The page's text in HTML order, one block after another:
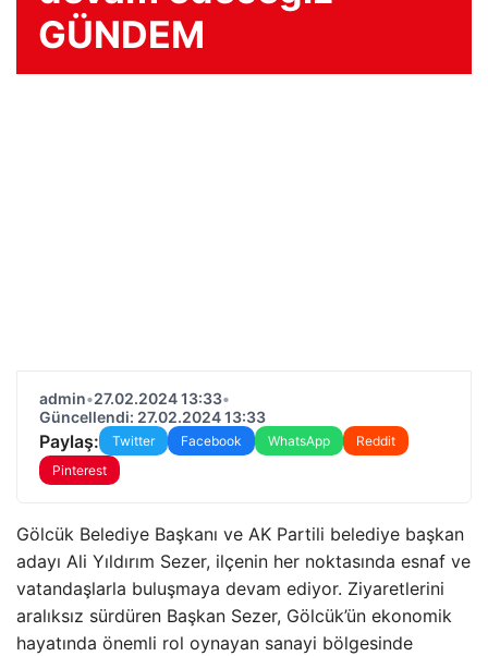
GÜNDEM
admin•27.02.2024 13:33•
Güncellendi: 27.02.2024 13:33
Paylaş: Twitter Facebook WhatsApp
Reddit
Pinterest
Gölcük Belediye Başkanı ve AK Partili belediye başkan
adayı Ali Yıldırım Sezer, ilçenin her noktasında esnaf ve
vatandaşlarla buluşmaya devam ediyor. Ziyaretlerini
aralıksız sürdüren Başkan Sezer, Gölcük’ün ekonomik
hayatında önemli rol oynayan sanayi bölgesinde